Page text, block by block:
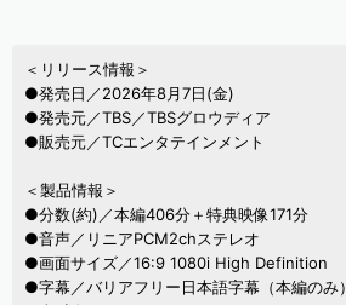
＜リリース情報＞
●発売日／2026年8月7日(金)
●発売元／TBS／TBSグロウディア
●販売元／TCエンタテインメント
＜製品情報＞
●分数(約)／本編406分＋特典映像171分
●音声／リニアPCM2chステレオ
●画面サイズ／16:9 1080i High Definition
●字幕／バリアフリー日本語字幕（本編のみ）